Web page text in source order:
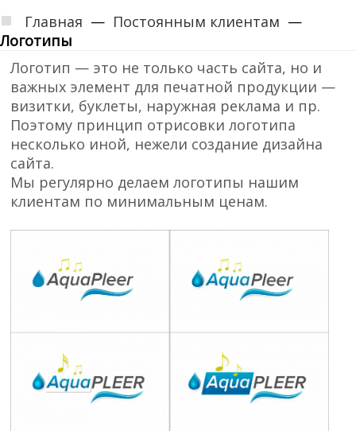
Crm-системы
А также
Цены
Контакты
Главная — Постоянным клиентам —
Логотипы
Логотип — это не только часть сайта, но и
важных элемент для печатной продукции —
визитки, буклеты, наружная реклама и пр.
Поэтому принцип отрисовки логотипа
несколько иной, нежели создание дизайна
сайта.
Мы регулярно делаем логотипы нашим
клиентам по минимальным ценам.